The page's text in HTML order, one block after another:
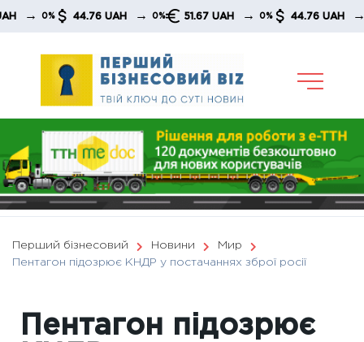
Skip
→ 0% 44.76 UAH → 0% 51.67 UAH → 0% 44.76 UAH → 0%
Перший бізнесовий Новини
Мир
Пентагон підозрює КНДР у постачаннях зброї росії
Пентагон підозрює